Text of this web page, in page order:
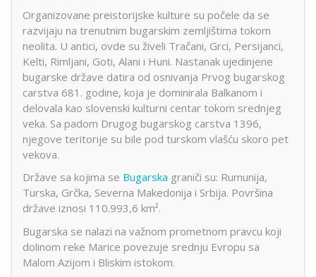
Organizovane preistorijske kulture su počele da se
razvijaju na trenutnim bugarskim zemljištima tokom
neolita. U antici, ovde su živeli Tračani, Grci, Persijanci,
Kelti, Rimljani, Goti, Alani i Huni. Nastanak ujedinjene
bugarske države datira od osnivanja Prvog bugarskog
carstva 681. godine, koja je dominirala Balkanom i
delovala kao slovenski kulturni centar tokom srednjeg
veka. Sa padom Drugog bugarskog carstva 1396,
njegove teritorije su bile pod turskom vlašću skoro pet
vekova.
Države sa kojima se Bugarska graniči su: Rumunija,
Turska, Grčka, Severna Makedonija i Srbija. Površina
države iznosi 110.993,6 km².
Bugarska se nalazi na važnom prometnom pravcu koji
dolinom reke Marice povezuje srednju Evropu sa
Malom Azijom i Bliskim istokom.